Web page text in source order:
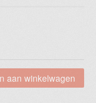
aan winkelwagen